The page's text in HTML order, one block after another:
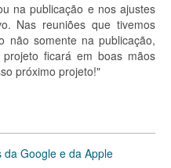
na publicação e nos ajustes
Nas reuniões que tivemos
não somente na publicação,
ficará em boas mãos
próximo projeto!"
da Google e da Apple